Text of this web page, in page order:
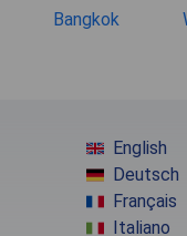
Bangkok
English
Deutsch
Français
Italiano